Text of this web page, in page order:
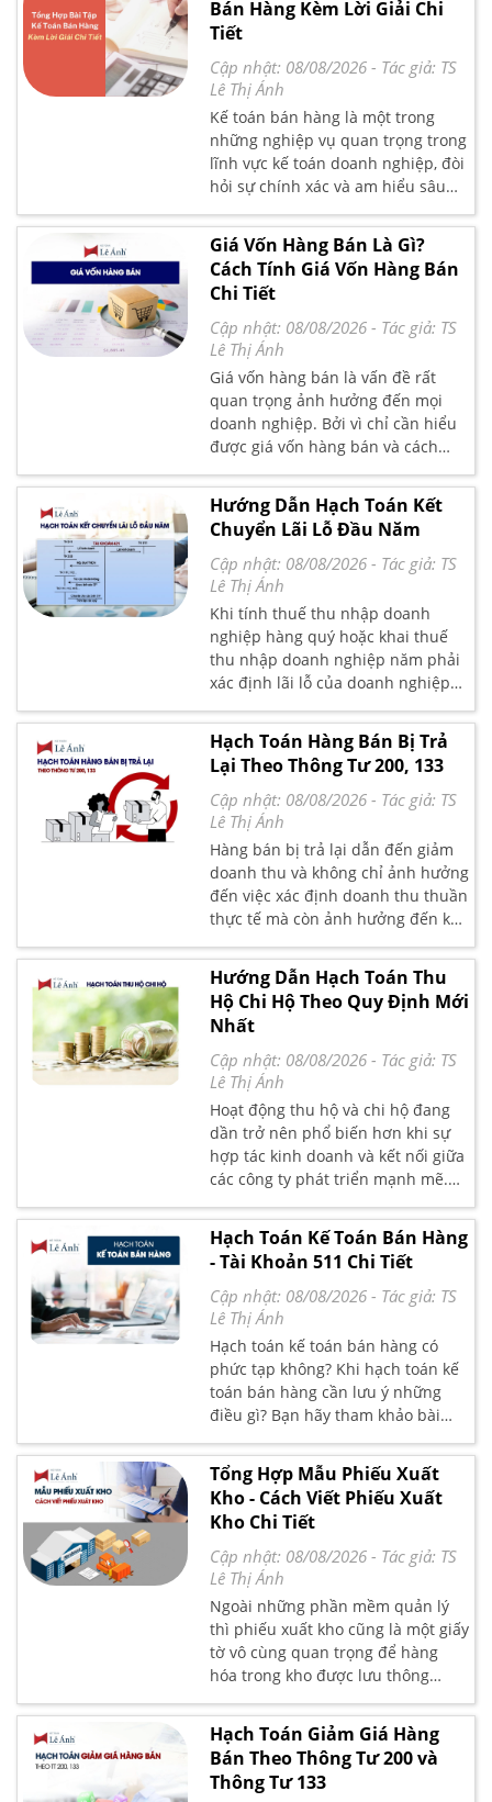
định và tránh những sai sót
thường gặp trong thực tế kế toán.
Bán Hàng Kèm Lời Giải Chi
Tiết
Cập nhật: 08/08/2026 - Tác giả: TS
Lê Thị Ánh
Kế toán bán hàng là một trong
những nghiệp vụ quan trọng trong
lĩnh vực kế toán doanh nghiệp, đòi
hỏi sự chính xác và am hiểu sâu
sắc về quy trình hạch toán. Việc
thực hành qua các bài tập không
chỉ giúp người học củng cố kiến
thức lý thuyết mà còn rèn luyện kỹ
năng xử lý tình huống thực tế.
Trong bài viết "Tổng Hợp Bài Tập
Kế Toán Bán Hàng Kèm Lời Giải
Chi Tiết", Kế toán Lê Ánh sẽ cung
cấp các bài tập đa dạng, từ cơ bản
đến nâng cao, đi kèm lời giải chi
tiết và dễ hiểu. Hy vọng rằng bài
viết sẽ trở thành tài liệu hữu ích,
giúp bạn tự tin hơn trong việc học
tập và áp dụng nghiệp vụ kế toán
bán hàng vào thực tế.
Giá Vốn Hàng Bán Là Gì?
Cách Tính Giá Vốn Hàng Bán
Chi Tiết
Cập nhật: 08/08/2026 - Tác giả: TS
Lê Thị Ánh
Giá vốn hàng bán là vấn đề rất
quan trọng ảnh hưởng đến mọi
doanh nghiệp. Bởi vì chỉ cần hiểu
được giá vốn hàng bán và cách
tính toán giá vốn hàng bán là có
thể giúp việc điều hành doanh
nghiệp trở nên dễ dàng hơn và
mang lại nhiều lợi nhuận hơn. Vậy
giá vốn hàng bán là gì? Cách tính
giá vốn hàng bán như thế nào?
Hãy cùng Kế Toán Lê Ánh giải đáp
những thắc mắc đó qua bài viết
dưới đây nhé!
Hướng Dẫn Hạch Toán Kết
Chuyển Lãi Lỗ Đầu Năm
Cập nhật: 08/08/2026 - Tác giả: TS
Lê Thị Ánh
Khi tính thuế thu nhập doanh
nghiệp hàng quý hoặc khai thuế
thu nhập doanh nghiệp năm phải
xác định lãi lỗ của doanh nghiệp
và tiến hành hạch toán kết chuyển
lỗ nếu có. Bài viết dưới đây Kế
Toán Lê Ánh sẽ hướng dẫn chi tiết
nguyên tắc kết chuyển lãi lỗ và
cách hạch toán kết chuyển lãi lỗ
đầu năm theo quy định mới nhất.
Hạch Toán Hàng Bán Bị Trả
Lại Theo Thông Tư 200, 133
Cập nhật: 08/08/2026 - Tác giả: TS
Lê Thị Ánh
Hàng bán bị trả lại dẫn đến giảm
doanh thu và không chỉ ảnh hưởng
đến việc xác định doanh thu thuần
thực tế mà còn ảnh hưởng đến kết
quả hoạt động của công ty trong
kỳ. Vậy hãy theo dõi bài viết dưới
đây để tìm hiểu về cách hạch toán
hàng bán bị trả lại theo thông tư
200, 133
Hướng Dẫn Hạch Toán Thu
Hộ Chi Hộ Theo Quy Định Mới
Nhất
Cập nhật: 08/08/2026 - Tác giả: TS
Lê Thị Ánh
Hoạt động thu hộ và chi hộ đang
dần trở nên phổ biến hơn khi sự
hợp tác kinh doanh và kết nối giữa
các công ty phát triển mạnh mẽ.
Việc thu và chi hộ có thể gây khó
khăn cho kế toán trong việc xử lý
các giao dịch. Bài viết dưới đây Kế
Toán Lê Ánh sẽ hướng dẫn chi
tiết hạch toán thu hộ chi hộ một
cách chính xác và đơn giản nhất.
Hạch Toán Kế Toán Bán Hàng
- Tài Khoản 511 Chi Tiết
Cập nhật: 08/08/2026 - Tác giả: TS
Lê Thị Ánh
Hạch toán kế toán bán hàng có
phức tạp không? Khi hạch toán kế
toán bán hàng cần lưu ý những
điều gì? Bạn hãy tham khảo bài
viết dưới đây của Kế Toán Lê Ánh
để hiểu rõ hơn nhé!
Tổng Hợp Mẫu Phiếu Xuất
Kho - Cách Viết Phiếu Xuất
Kho Chi Tiết
Cập nhật: 08/08/2026 - Tác giả: TS
Lê Thị Ánh
Ngoài những phần mềm quản lý
thì phiếu xuất kho cũng là một giấy
tờ vô cùng quan trọng để hàng
hóa trong kho được lưu thông
suôn sẻ. Và giúp việc quản lý kho
hàng thuận tiện và hợp lý hơn.
Bài viết dưới đây Kế Toán Lê Ánh
sẽ thông tin đến bạn đọc chi tiết
phiếu xuất kho là gì? Cách lập
Hạch Toán Giảm Giá Hàng
Bán Theo Thông Tư 200 và
Thông Tư 133